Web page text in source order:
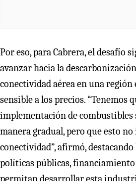
Por eso, para Cabrera, el desafío
avanzar hacia la
conectividad aérea en una región
sensible a los precios. “Tenemos
implementación de combustibles
manera gradual, pero que esto
conectividad”, afirmó, destacando
políticas públicas,
permitan desarrollar esta